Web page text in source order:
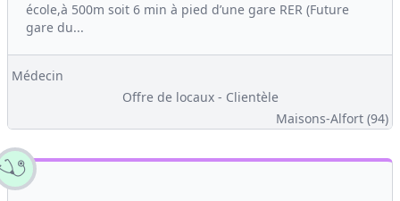
école,à 500m soit 6 min à pied d’une gare RER (Future
gare du...
Médecin
Offre de locaux - Clientèle
Maisons-Alfort (94)